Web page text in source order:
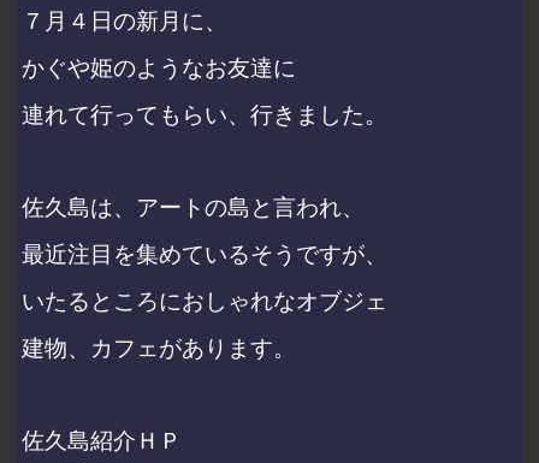
７月４日の新月に、
かぐや姫のようなお友達に
連れて行ってもらい、行きました。
佐久島は、アートの島と言われ、
最近注目を集めているそうですが、
いたるところにおしゃれなオブジェ
建物、カフェがあります。
佐久島紹介ＨＰ